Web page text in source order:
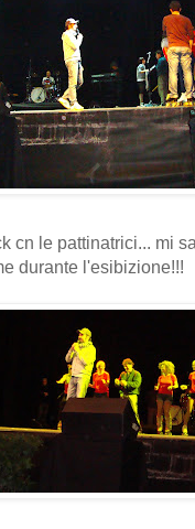
cn le pattinatrici... mi
durante l'esibizione!!!